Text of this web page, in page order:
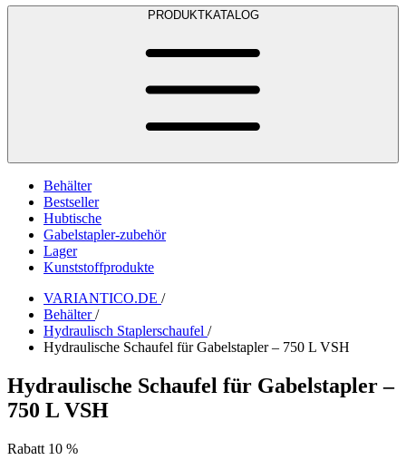
PRODUKTKATALOG
Behälter
Bestseller
Hubtische
Gabelstapler-zubehör
Lager
Kunststoffprodukte
VARIANTICO.DE /
Behälter /
Hydraulisch Staplerschaufel /
Hydraulische Schaufel für Gabelstapler – 750 L VSH
Hydraulische Schaufel für Gabelstapler –
750 L VSH
Rabatt 10 %